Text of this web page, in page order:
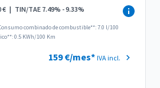
€ | TIN/TAE 7.49% - 9.33%
combinado de combustible**: 7.0 l/100
0.5 KWh/100 Km
159 €/mes* IVA incl.